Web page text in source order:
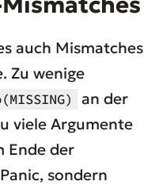
auch Mismatches
Zu wenige
an der
viele Argumente
Ende der
sondern